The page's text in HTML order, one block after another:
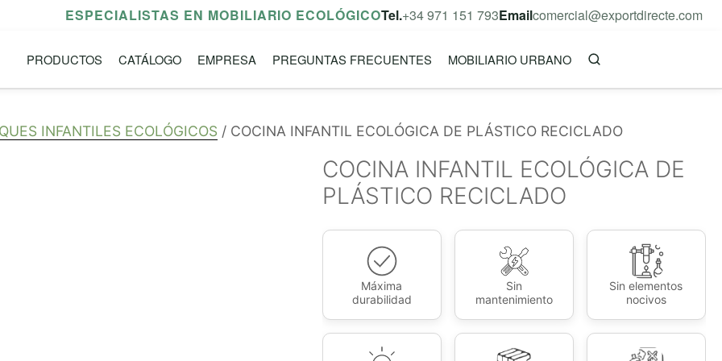
ESPECIALISTAS EN MOBILIARIO ECOLÓGICOTel.+34 971 151 793Emailcomercial@exportdirecte.com
PRODUCTOS CATÁLOGO EMPRESA PREGUNTAS FRECUENTES MOBILIARIO URBANO
INFANTILES ECOLÓGICOS / COCINA INFANTIL ECOLÓGICA DE PLÁSTICO RECICLADO
COCINA INFANTIL ECOLÓGICA DE
PLÁSTICO RECICLADO
Máxima
durabilidad
Sin
mantenimiento
Sin elementos
nocivos